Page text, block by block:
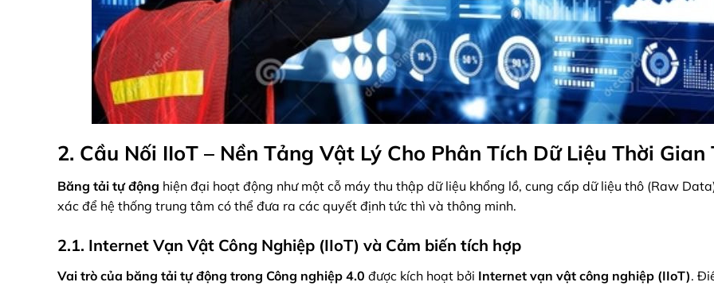
2. Cầu Nối IIoT – Nền Tảng Vật Lý Cho Phân Tích Dữ Liệu Thời Gian
Băng tải tự động hiện đại hoạt động như một cỗ máy thu thập dữ liệu khổng lồ, cung cấp dữ liệu thô (Raw
xác để hệ thống trung tâm có thể đưa ra các quyết định tức thì và thông minh.
2.1. Internet Vạn Vật Công Nghiệp (IIoT) và Cảm biến tích hợp
Vai trò của băng tải tự động trong Công nghiệp 4.0 được kích hoạt bởi Internet vạn vật công nghiệp (IIoT).